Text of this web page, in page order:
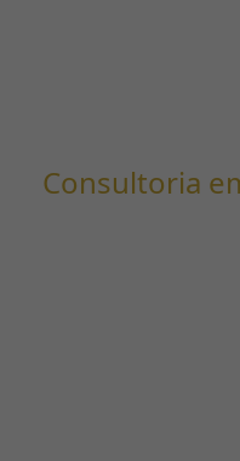
Consultoria